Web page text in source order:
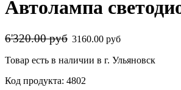
Автолампа
6'320.00 руб 3160.00 руб
Товар есть в наличии в г. Ульяновск
Код продукта: 4802